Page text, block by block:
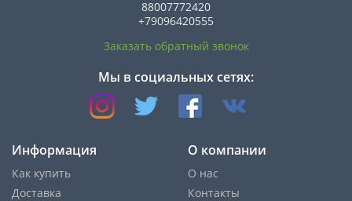
88007772420
+79096420555
Заказать обратный звонок
Мы в социальных сетях:
Информация
Как купить
Доставка
О компании
О нас
Контакты